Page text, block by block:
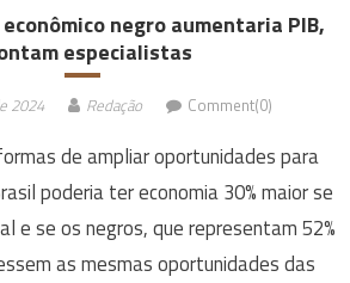
negro aumentaria PIB,
especialistas
2024 Redação Comment(0)
de ampliar oportunidades para
poderia ter economia 30% maior se
e se os negros, que representam 52%
as mesmas oportunidades das